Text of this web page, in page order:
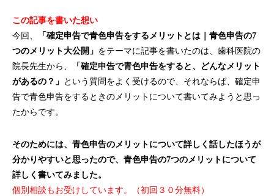
この記事を書いた想い
今回、
「確定申告で青色申告をするメリットとは｜青色申告の7
つのメリット大公開」 をテーマに記事を書いたのは、歯科医院の
院長先生から、
「確定申告で青色申告をすると、どんなメリット
があるの？」 という質問をよく受けるので、それならば、確定申
告で青色申告をするときのメリットについて書いてみようと思っ
たからです。
そのためには、青色申告のメリットについて詳しく話したほうが
分かりやすいと思ったので、青色申告の7つのメリットについて
詳しく書いてみました。
個別相談もお受けしています。（初回３０分無料）